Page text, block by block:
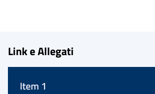
Link e Allegati
Item 1